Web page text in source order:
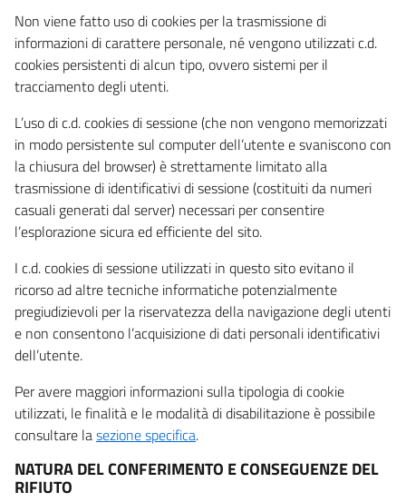
Non viene fatto uso di cookies per la trasmissione di
informazioni di carattere personale, né vengono utilizzati c.d.
cookies persistenti di alcun tipo, ovvero sistemi per il
tracciamento degli utenti.
L’uso di c.d. cookies di sessione (che non vengono memorizzati
in modo persistente sul computer dell’utente e svaniscono con
la chiusura del browser) è strettamente limitato alla
trasmissione di identificativi di sessione (costituiti da numeri
casuali generati dal server) necessari per consentire
l’esplorazione sicura ed efficiente del sito.
I c.d. cookies di sessione utilizzati in questo sito evitano il
ricorso ad altre tecniche informatiche potenzialmente
pregiudizievoli per la riservatezza della navigazione degli utenti
e non consentono l’acquisizione di dati personali identificativi
dell’utente.
Per avere maggiori informazioni sulla tipologia di cookie
utilizzati, le finalità e le modalità di disabilitazione è possibile
consultare lasezione specifica.
NATURA DEL CONFERIMENTO E CONSEGUENZE DEL
RIFIUTO